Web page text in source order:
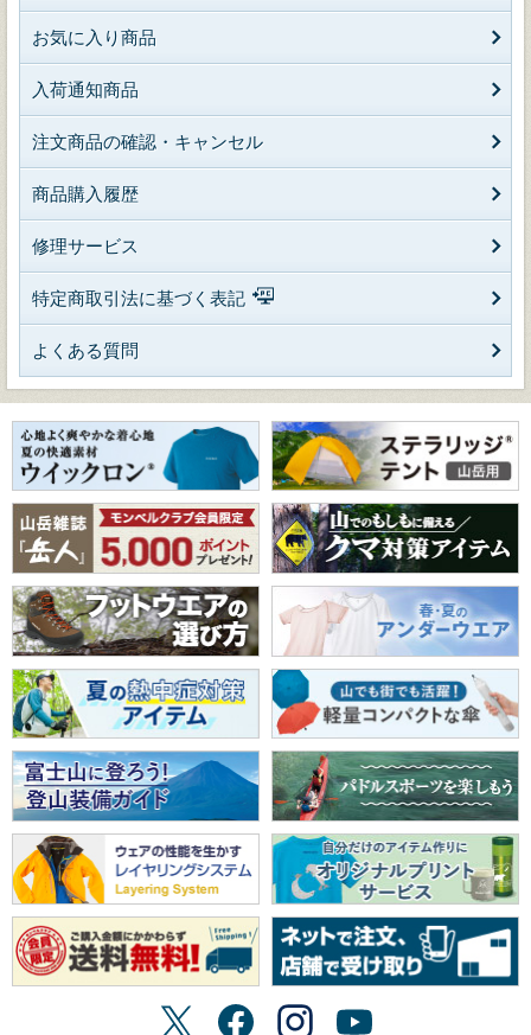
お気に入り商品
入荷通知商品
注文商品の確認・キャンセル
商品購入履歴
修理サービス
特定商取引法に基づく表記
よくある質問